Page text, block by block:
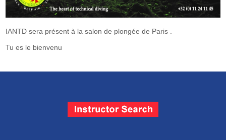
IANTD sera présent à la salon de plongée de Paris .
Tu es le bienvenu